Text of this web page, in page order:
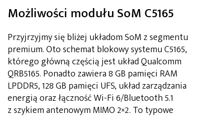
Możliwości modułu SoM C5165
Przyjrzyjmy się bliżej układom SoM z segmentu
premium. Oto schemat blokowy systemu C5165,
którego główną częścią jest układ Qualcomm
QRB5165. Ponadto zawiera 8 GB pamięci RAM
LPDDR5, 128 GB pamięci UFS, układ zarządzania
energią oraz łączność Wi-Fi 6/Bluetooth 5.1
z szykiem antenowym MIMO 2×2. To typowe